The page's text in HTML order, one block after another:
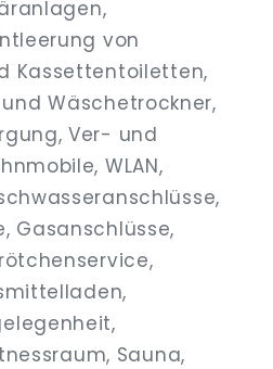
von
Kassettentoiletten,
Wäschetrockner,
Ver- und
WLAN,
Gasanschlüsse,
Sauna,